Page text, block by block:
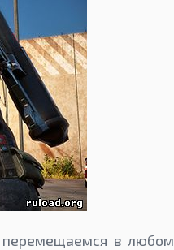
в любом